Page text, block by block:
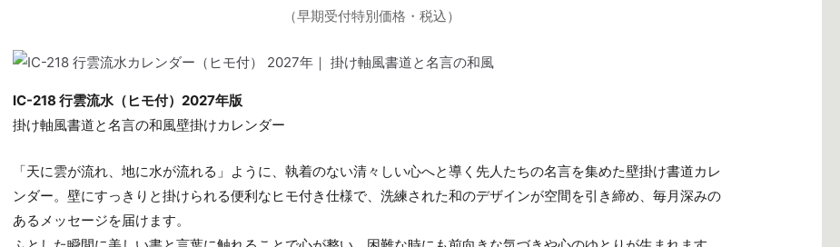
（早期受付特別価格・税込）
IC-218 行雲流水（ヒモ付）2027年版
掛け軸風書道と名言の和風壁掛けカレンダー
「天に雲が流れ、地に水が流れる」ように、執着のない清々しい心へと導く先人たちの名言を集めた壁掛け書道カレ
ンダー。壁にすっきりと掛けられる便利なヒモ付き仕様で、洗練された和のデザインが空間を引き締め、毎月深みの
あるメッセージを届けます。